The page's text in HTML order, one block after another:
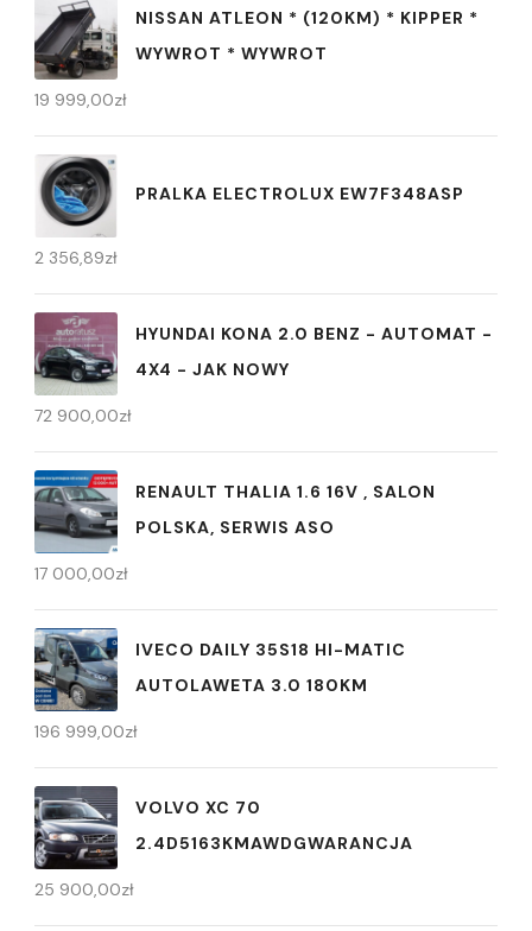
NISSAN ATLEON * (120KM) * KIPPER *
WYWROT * WYWROT
19 999,00zł
PRALKA ELECTROLUX EW7F348ASP
2 356,89zł
HYUNDAI KONA 2.0 BENZ - AUTOMAT -
4X4 - JAK NOWY
72 900,00zł
RENAULT THALIA 1.6 16V , SALON
POLSKA, SERWIS ASO
17 000,00zł
IVECO DAILY 35S18 HI-MATIC
AUTOLAWETA 3.0 180KM
196 999,00zł
VOLVO XC 70
2.4D5163KMAWDGWARANCJA
25 900,00zł